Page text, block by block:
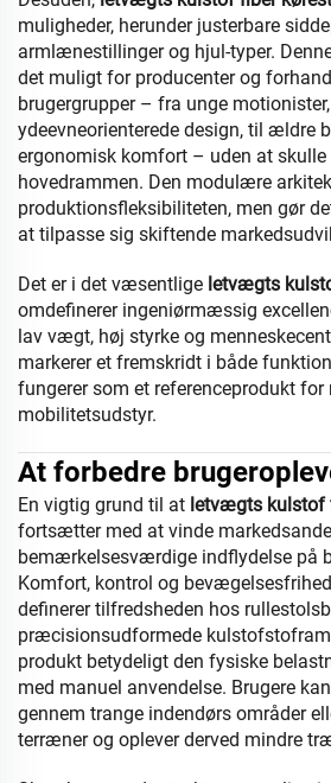
muligheder, herunder justerbare
armlænestillinger og hjul-typer.
det muligt for producenter og
brugergrupper – fra unge
ydeevneorienterede design, til ældre
ergonomisk komfort – uden at skulle
hovedrammen. Den modulære
produktionsfleksibiliteten, men gør
at tilpasse sig skiftende
Det er i det væsentlige letvægts
omdefinerer ingeniørmæssig
lav vægt, høj styrke og
markerer et fremskridt i både
fungerer som et referenceprodukt
mobilitetsudstyr.
At forbedre
En vigtig grund til at letvægts kulstof
fortsætter med at vinde
bemærkelsesværdige indflydelse på
Komfort, kontrol og
definerer tilfredsheden hos
præcisionsudformede
produkt betydeligt den fysiske
med manuel anvendelse. Brugere
gennem trange indendørs områder
terræner og oplever derved mindre